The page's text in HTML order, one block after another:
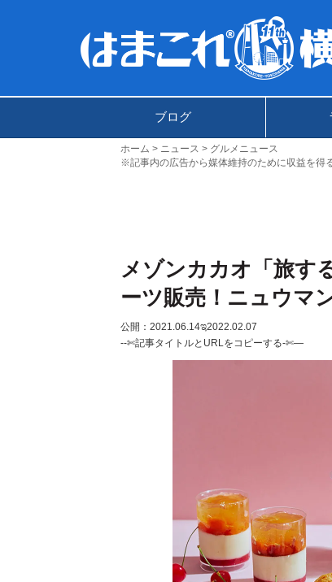
ブログ
ホーム ニュース
グルメニュース
※記事内の広告から媒体維持のために収益を得
メゾンカカオ「旅す
ーツ販売！ニュウマ
公開：2021.06.14ಇ2022.02.07
--✄記事タイトルとURLをコピーする-✄—